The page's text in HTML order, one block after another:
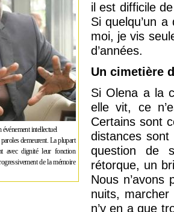
intellectuel
demeurent. La plupart
avec dignité leur fonction
de la mémoire
il est difficile
Si quelqu’un
moi, je vis
d’années.
Un cimetière
Si Olena a la
elle vit, ce
Certains sont
distances
question de
rétorque, un
Nous
nuits,
n’y en a que